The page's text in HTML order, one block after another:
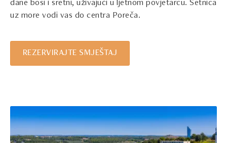
dane bosi i sretni, uživajući u ljetnom povjetarcu. Šetnica
uz more vodi vas do centra Poreča.
REZERVIRAJTE SMJEŠTAJ